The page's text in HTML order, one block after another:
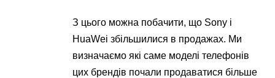
З цього можна побачити, що Sony і
HuaWei збільшилися в продажах. Ми
визначаємо які саме моделі телефонів
цих брендів почали продаватися більше